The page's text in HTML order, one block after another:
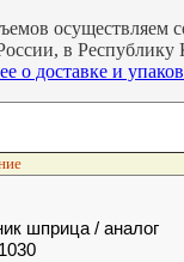
осуществляем
в
о доставке и
шприца / аналог